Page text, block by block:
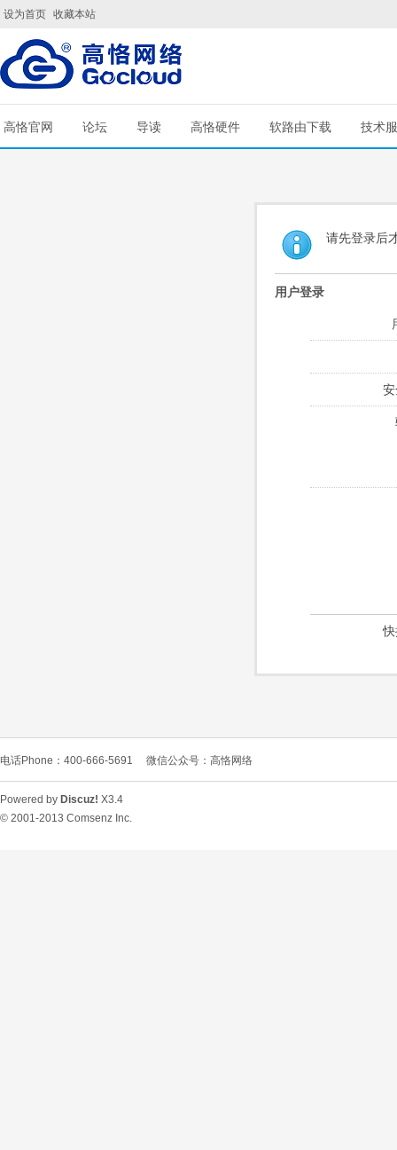
设为首页 收藏本站
高恪官网 论坛 导读 高恪硬件 软路由下载 技术
请先登录后
用户登录
电话Phone：400-666-5691 微信公众号：高恪网络
Powered by Discuz! X3.4
© 2001-2013 Comsenz Inc.